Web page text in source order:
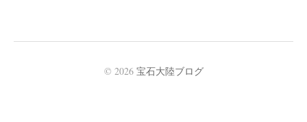
© 2026 宝石大陸ブログ